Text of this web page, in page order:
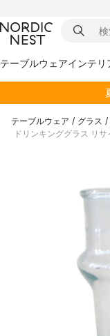
テーブルウェアインテリ
テーブルウェア / グラス /
ドリンキンググラス リ